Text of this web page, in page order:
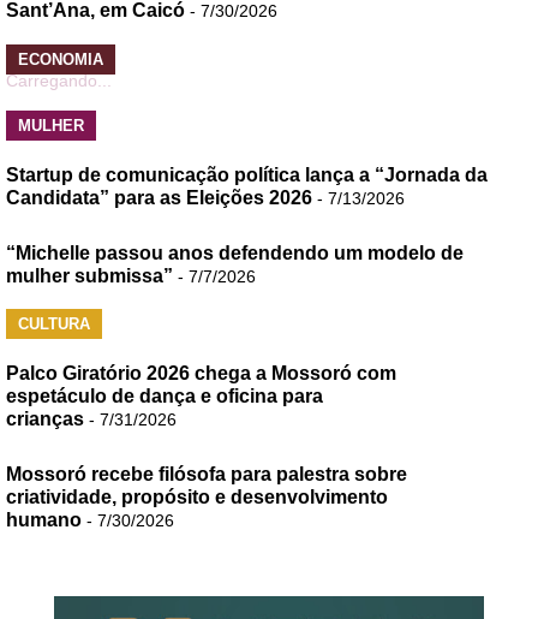
Sant’Ana, em Caicó - 7/30/2026
ECONOMIA
Carregando...
MULHER
Startup de comunicação política lança a “Jornada da
Candidata” para as Eleições 2026 - 7/13/2026
“Michelle passou anos defendendo um modelo de
mulher submissa” - 7/7/2026
CULTURA
Palco Giratório 2026 chega a Mossoró com
espetáculo de dança e oficina para
crianças - 7/31/2026
Mossoró recebe filósofa para palestra sobre
criatividade, propósito e desenvolvimento
humano - 7/30/2026